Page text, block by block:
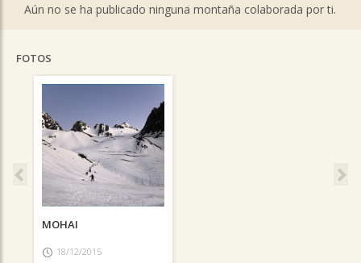
Aún no se ha publicado ninguna montaña colaborada por ti.
FOTOS
MOHAI
18/12/2015
Previous